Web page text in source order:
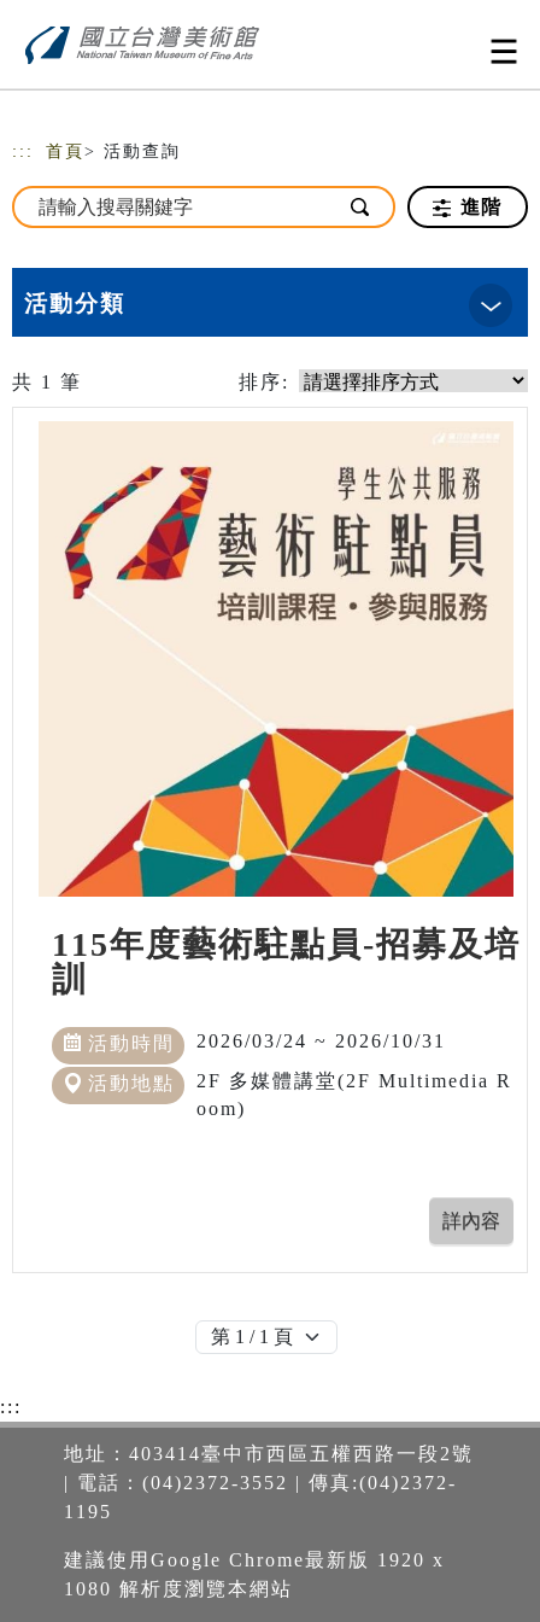
::: 首頁 > 活動查詢
進階
活動分類
共 1 筆 排序:
115年度藝術駐點員-招募及培
訓
活動時間 2026/03/24 ~ 2026/10/31
活動地點
2F 多媒體講堂(2F Multimedia R
oom)
:::
地址：403414臺中市西區五權西路一段2號
| 電話：(04)2372-3552 | 傳真:(04)2372-
1195
建議使用Google Chrome最新版 1920 x
1080 解析度瀏覽本網站